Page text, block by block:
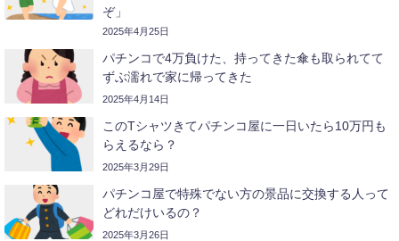
ぞ」
2025年4月25日
パチンコで4万負けた、持ってきた傘も取られてて
ずぶ濡れで家に帰ってきた
2025年4月14日
このTシャツきてパチンコ屋に一日いたら10万円も
らえるなら？
2025年3月29日
パチンコ屋で特殊でない方の景品に交換する人って
どれだけいるの？
2025年3月26日